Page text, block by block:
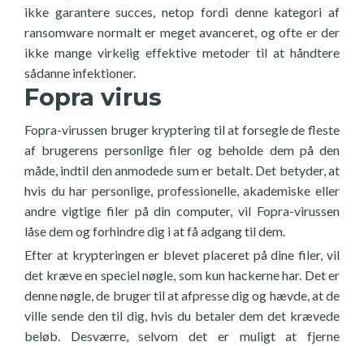
ikke garantere succes, netop fordi denne kategori af
ransomware normalt er meget avanceret, og ofte er der
ikke mange virkelig effektive metoder til at håndtere
sådanne infektioner.
Fopra virus
Fopra-virussen bruger kryptering til at forsegle de fleste
af brugerens personlige filer og beholde dem på den
måde, indtil den anmodede sum er betalt. Det betyder, at
hvis du har personlige, professionelle, akademiske eller
andre vigtige filer på din computer, vil Fopra-virussen
låse dem og forhindre dig i at få adgang til dem.
Efter at krypteringen er blevet placeret på dine filer, vil
det kræve en speciel nøgle, som kun hackerne har. Det er
denne nøgle, de bruger til at afpresse dig og hævde, at de
ville sende den til dig, hvis du betaler dem det krævede
beløb. Desværre, selvom det er muligt at fjerne